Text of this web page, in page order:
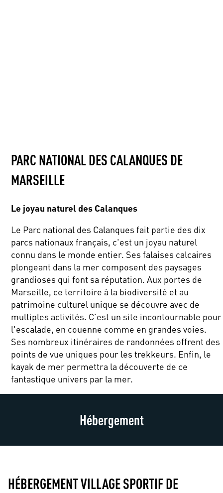
PARC NATIONAL DES CALANQUES DE
MARSEILLE
Le joyau naturel des Calanques
Le Parc national des Calanques fait partie des dix
parcs nationaux français, c'est un joyau naturel
connu dans le monde entier. Ses falaises calcaires
plongeant dans la mer composent des paysages
grandioses qui font sa réputation. Aux portes de
Marseille, ce territoire à la biodiversité et au
patrimoine culturel unique se découvre avec de
multiples activités. C'est un site incontournable pour
l'escalade, en couenne comme en grandes voies.
Ses nombreux itinéraires de randonnées offrent des
points de vue uniques pour les trekkeurs. Enfin, le
kayak de mer permettra la découverte de ce
fantastique univers par la mer.
Hébergement
HÉBERGEMENT VILLAGE SPORTIF DE